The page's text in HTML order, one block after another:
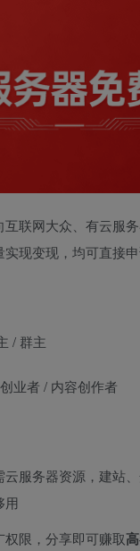
互联网大众、有云服
现变现，均可直接申
/ 群主
业者 / 内容创作者
云服务器资源，建站
用
权限，分享即可赚取